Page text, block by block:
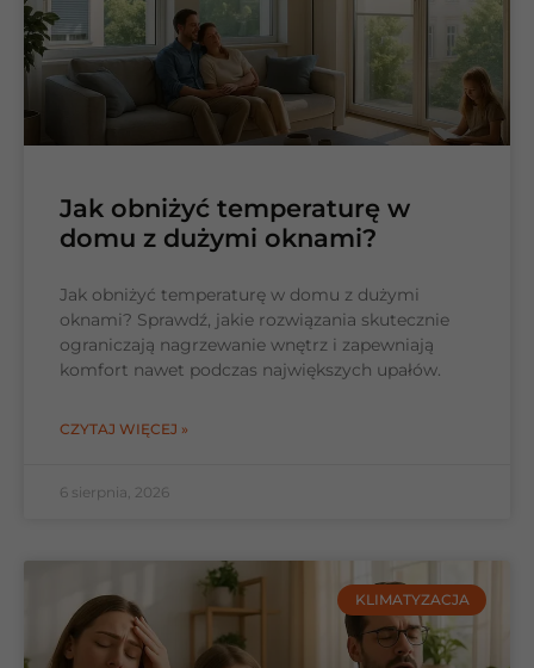
Jak obniżyć temperaturę w
domu z dużymi oknami?
Jak obniżyć temperaturę w domu z dużymi
oknami? Sprawdź, jakie rozwiązania skutecznie
ograniczają nagrzewanie wnętrz i zapewniają
komfort nawet podczas największych upałów.
CZYTAJ WIĘCEJ »
6 sierpnia, 2026
KLIMATYZACJA